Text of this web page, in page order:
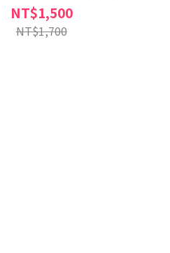
NT$1,500
NT$1,700